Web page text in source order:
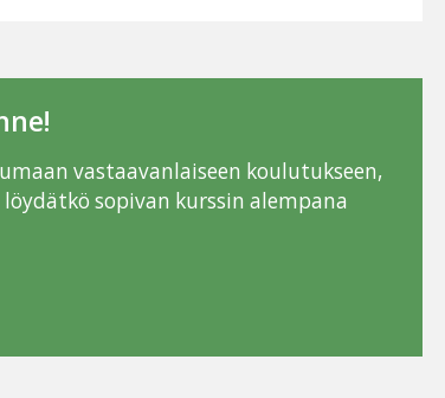
vastaavanlaiseen koulutukseen,
sopivan kurssin alempana